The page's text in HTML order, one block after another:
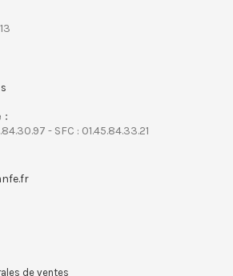
:
- SFC : 01.45.84.33.21
de ventes